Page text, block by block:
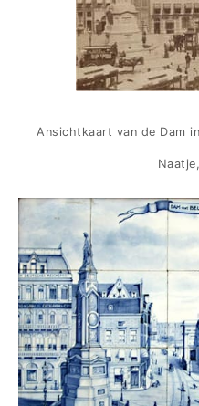
Ansichtkaart van de Dam